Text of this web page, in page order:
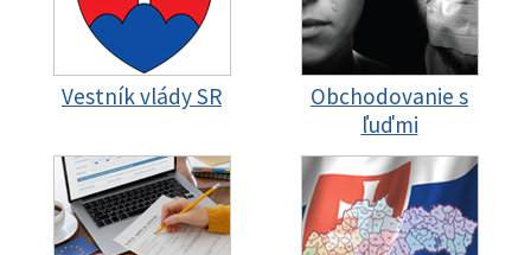
Vestník vlády SR
Obchodovanie s
ľuďmi